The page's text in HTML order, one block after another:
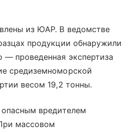
из ЮАР. В ведомстве
продукции обнаружили
— проведенная экспертиза
средиземноморской
весом 19,2 тонны.
вредителем
массовом